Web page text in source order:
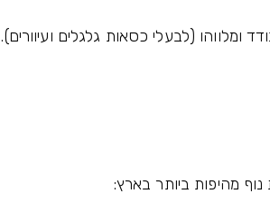
ומלווהו (לבעלי כסאות גלגלים ועיוורים).
מהיפות ביותר בארץ: